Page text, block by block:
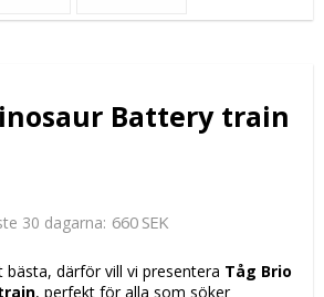
Battery train
30 dagarna 660 SEK
därför vill vi presentera Tåg Brio
, perfekt för alla som söker